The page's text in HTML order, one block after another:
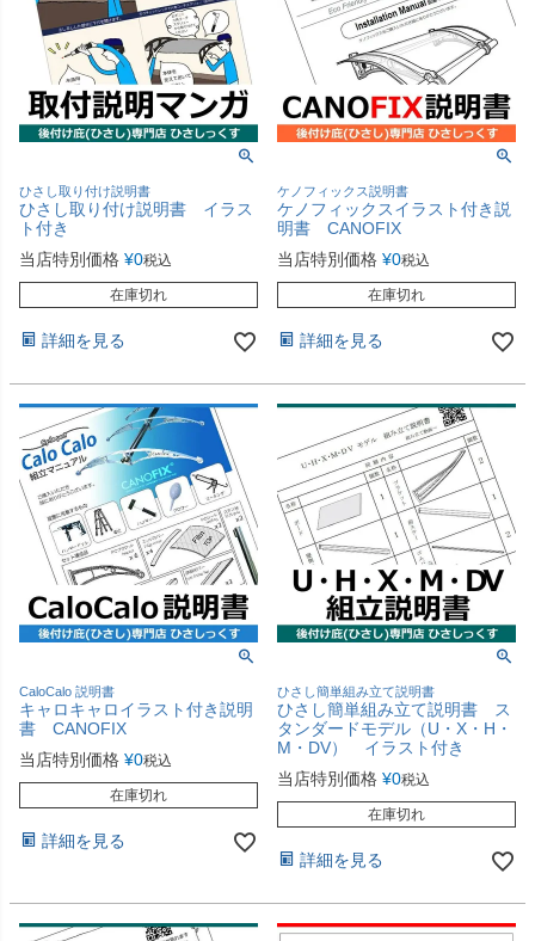
ひさし取り付け説明書
ひさし取り付け説明書 イラス
ト付き
当店特別価格 ¥0税込
在庫切れ
詳細を見る
ケノフィックス説明書
ケノフィックスイラスト付き説
明書 CANOFIX
当店特別価格 ¥0税込
在庫切れ
詳細を見る
CaloCalo 説明書
キャロキャロイラスト付き説明
書 CANOFIX
当店特別価格 ¥0税込
在庫切れ
詳細を見る
ひさし簡単組み立て説明書
ひさし簡単組み立て説明書 ス
タンダードモデル（U・X・H・
M・DV） イラスト付き
当店特別価格 ¥0税込
在庫切れ
詳細を見る